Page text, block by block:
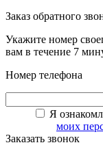
Заказ обратного
Укажите номер
вам в течение 7
Номер телефона
Я
моих
Заказать звонок